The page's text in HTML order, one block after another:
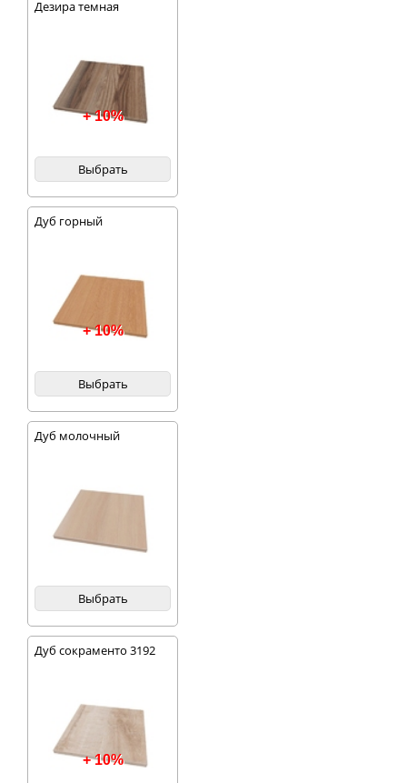
Дезира темная
+ 10%
Выбрать
Дуб горный
+ 10%
Выбрать
Дуб молочный
Выбрать
Дуб сокраменто 3192
+ 10%